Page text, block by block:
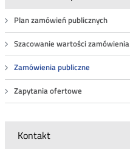
Plan zamówień publicznych
Szacowanie wartości zamówienia
Zamówienia publiczne
Zapytania ofertowe
Kontakt